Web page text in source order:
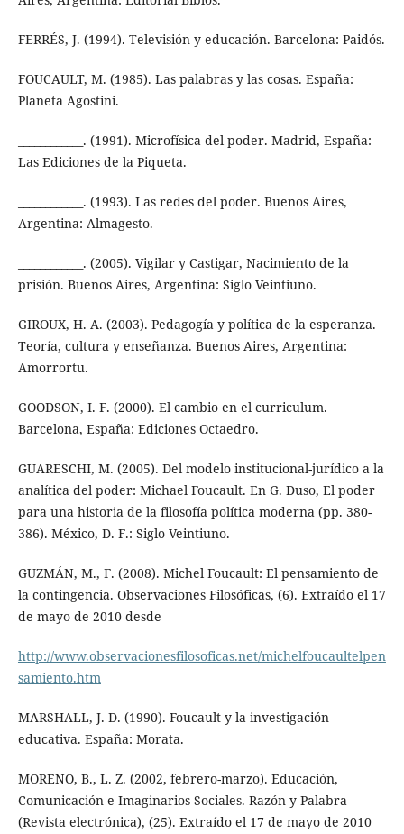
FERRÉS, J. (1994). Televisión y educación. Barcelona: Paidós.
FOUCAULT, M. (1985). Las palabras y las cosas. España:
Planeta Agostini.
____________. (1991). Microfísica del poder. Madrid, España:
Las Ediciones de la Piqueta.
____________. (1993). Las redes del poder. Buenos Aires,
Argentina: Almagesto.
____________. (2005). Vigilar y Castigar, Nacimiento de la
prisión. Buenos Aires, Argentina: Siglo Veintiuno.
GIROUX, H. A. (2003). Pedagogía y política de la esperanza.
Teoría, cultura y enseñanza. Buenos Aires, Argentina:
Amorrortu.
GOODSON, I. F. (2000). El cambio en el curriculum.
Barcelona, España: Ediciones Octaedro.
GUARESCHI, M. (2005). Del modelo institucional-jurídico a la
analítica del poder: Michael Foucault. En G. Duso, El poder
para una historia de la filosofía política moderna (pp. 380-
386). México, D. F.: Siglo Veintiuno.
GUZMÁN, M., F. (2008). Michel Foucault: El pensamiento de
la contingencia. Observaciones Filosóficas, (6). Extraído el 17
de mayo de 2010 desde
http://www.observacionesfilosoficas.net/michelfoucaultelpen
samiento.htm
MARSHALL, J. D. (1990). Foucault y la investigación
educativa. España: Morata.
MORENO, B., L. Z. (2002, febrero-marzo). Educación,
Comunicación e Imaginarios Sociales. Razón y Palabra
(Revista electrónica), (25). Extraído el 17 de mayo de 2010